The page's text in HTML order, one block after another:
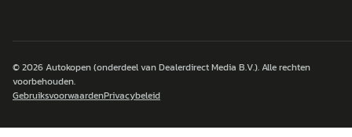
© 2026Autokopen(onderdeel van Dealerdirect Media B.V.). Alle rechten
voorbehouden.
GebruiksvoorwaardenPrivacybeleid